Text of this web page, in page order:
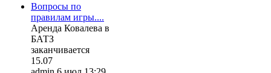
Вопросы по
правилам игры....
Аренда Ковалева в
БАТЗ
заканчивается
15.07